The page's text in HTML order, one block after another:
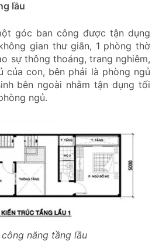
lầu
góc ban công được tận dụng
gian thư giãn, 1 phòng thờ
sự thông thoáng, trang nghiêm,
của con, bên phải là phòng ngủ
bên ngoài nhằm tận dụng tối
ngủ.
công năng tầng lầu